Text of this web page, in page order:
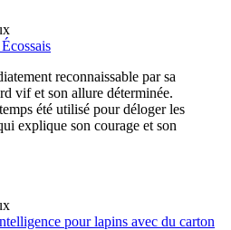
reconnaissable par sa
vif et son allure déterminée.
été utilisé pour déloger les
explique son courage et son
pour lapins avec du carton